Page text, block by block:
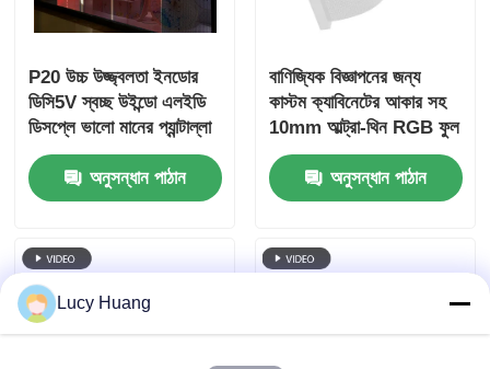
P20 উচ্চ উজ্জ্বলতা ইনডোর
ডিসি5V স্বচ্ছ উইন্ডো এলইডি
ডিসপ্লে ভালো মানের প্যান্টাল্লা
এলইডি স্বচ্ছ পর্দা
অনুসন্ধান পাঠান
বাণিজ্যিক বিজ্ঞাপনের জন্য
কাস্টম ক্যাবিনেটের আকার সহ
10mm আল্ট্রা-থিন RGB ফুল
কালার ট্রান্সপারেন্ট LED ফিল্ম
স্ক্রীন
অনুসন্ধান পাঠান
Lucy Huang